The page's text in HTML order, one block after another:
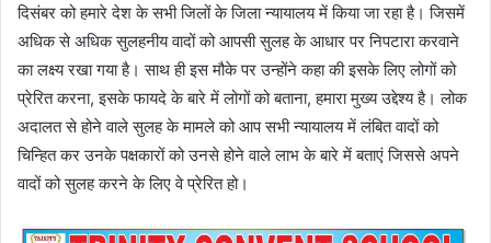
दिसंबर को हमारे देश के सभी जिलों के जिला न्यायालय में किया जा रहा है। जिसमें
अधिक से अधिक सुलहनीय वादों को आपसी सुलह के आधार पर निपटारा करवाने
का लक्ष्य रखा गया है। साथ ही इस मौके पर उन्होंने कहा की इसके लिए लोगों को
प्रेरित करना, इसके फायदे के बारे में लोगों को बताना, हमारा मुख्य उद्देश्य है। लोक
अदालत से होने वाले सुलह के मामले को आप सभी न्यायालय में लंबित वादों को
चिन्हित कर उनके पक्षकारों को उनसे होने वाले लाभ के बारे में बताएं जिससे अपने
वादों को सुलह करने के लिए वे प्रेरित हो।